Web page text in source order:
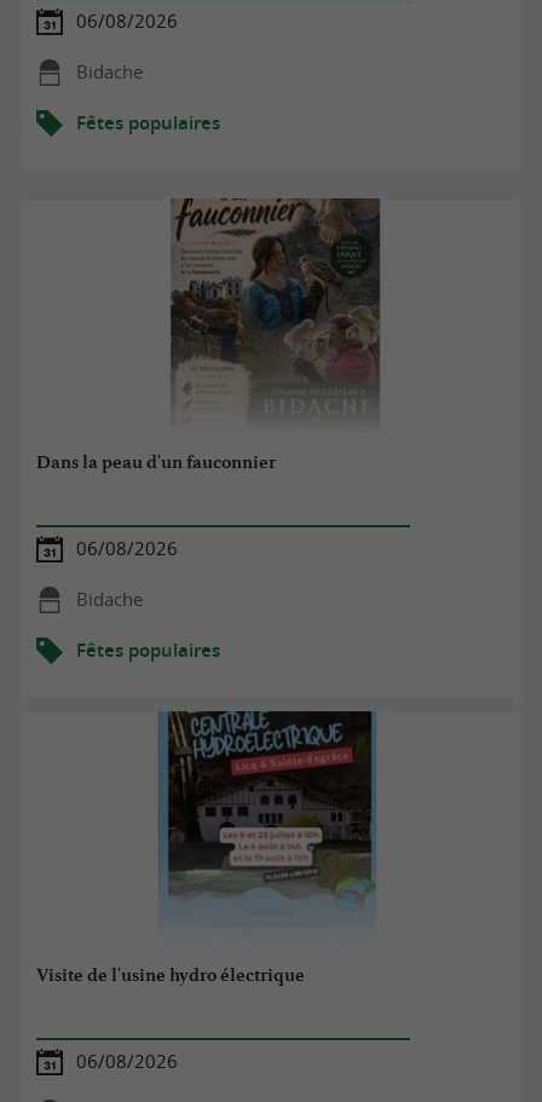
06/08/2026
Bidache
Fêtes populaires
Dans la peau d'un fauconnier
06/08/2026
Bidache
Fêtes populaires
Visite de l'usine hydro électrique
06/08/2026